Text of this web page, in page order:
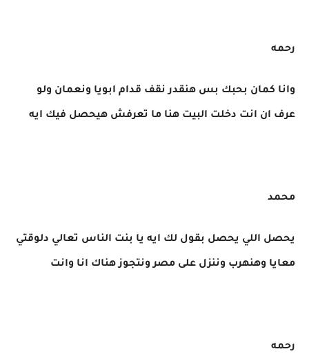
رحمه
وانا كمان بحبك بس هنقدر نقف قدام ابويا ونعمان ولو
عرف ان انت دخلت البيت هنا ما تعرفش هيحصل فيك ايه
محمد
يحصل اللي يحصل بقول لك ايه يا بنت الناس تعالي دلوقتي
معايا وهنهرب وننزل على مصر ونتجوز هناك انا وانت
رحمه